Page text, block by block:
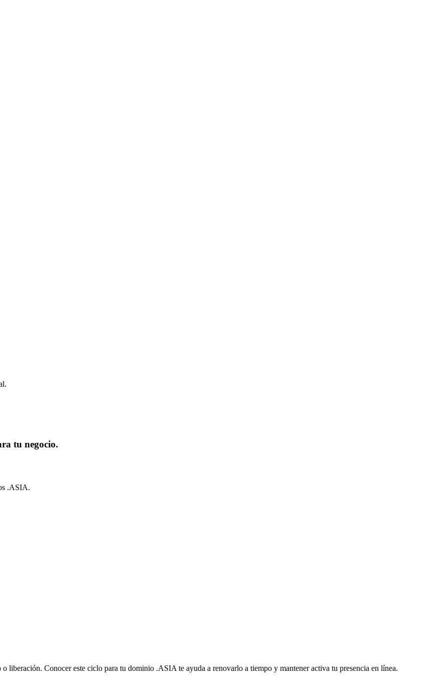
tu negocio.
.ASIA.
liberación. Conocer este ciclo para tu dominio .ASIA te ayuda a renovarlo a tiempo y mantener activa tu presencia en línea.